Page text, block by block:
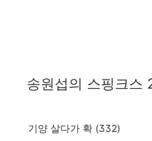
송원섭의 스핑크스
기양 살다가 확 (332)